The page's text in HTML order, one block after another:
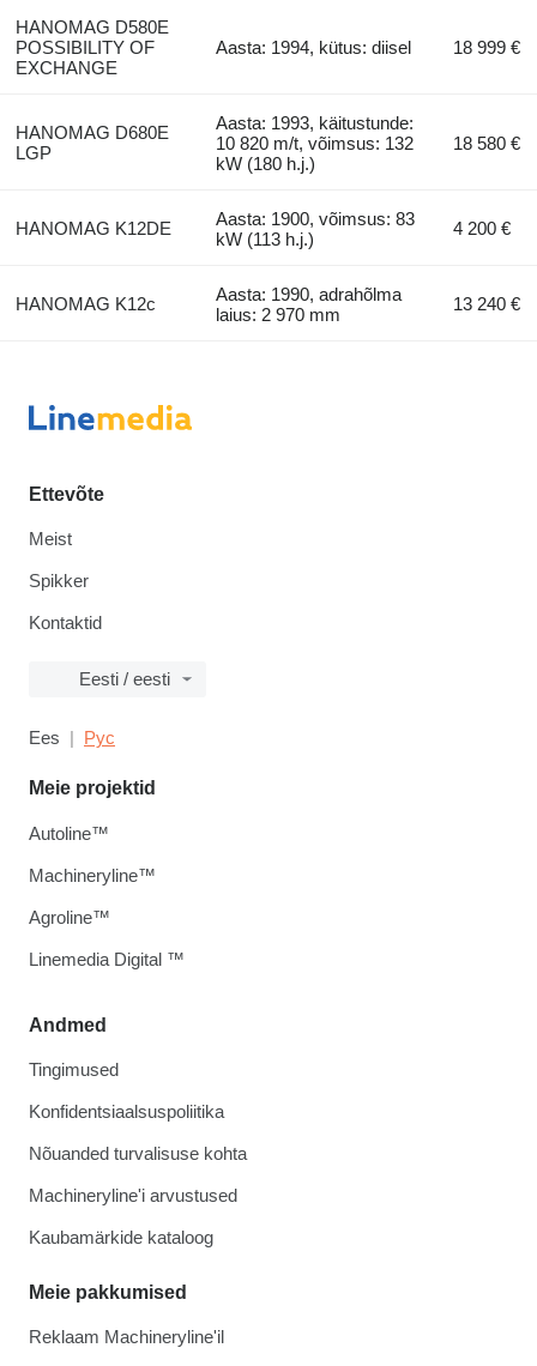
HANOMAG D580E
POSSIBILITY OF
EXCHANGE
Aasta: 1994, kütus: diisel 18 999 €
HANOMAG D680E
LGP
Aasta: 1993, käitustunde:
10 820 m/t, võimsus: 132
kW (180 h.j.)
18 580 €
HANOMAG K12DE
Aasta: 1900, võimsus: 83
kW (113 h.j.)
4 200 €
HANOMAG K12c
Aasta: 1990, adrahõlma
laius: 2 970 mm
13 240 €
Ettevõte
Meist
Spikker
Kontaktid
Eesti / eesti
Ees Рус
Andmed
Tingimused
Konfidentsiaalsuspoliitika
Nõuanded turvalisuse kohta
Machineryline'i arvustused
Kaubamärkide kataloog
Meie pakkumised
Reklaam Machineryline'il
Meie projektid
Autoline™
Machineryline™
Agroline™
Linemedia Digital ™